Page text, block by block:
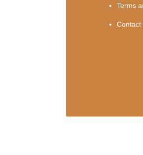
Terms
Contact